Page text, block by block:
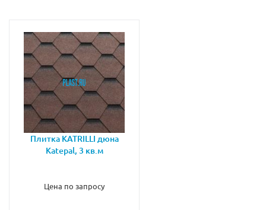
Плитка KATRILLI дюна
Katepal, 3 кв.м
Цена по запросу